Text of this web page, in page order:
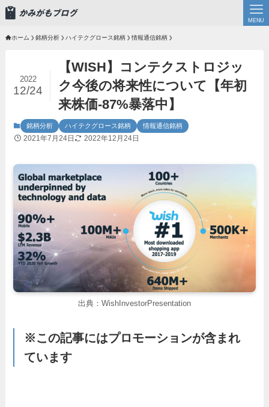
MENU
ホーム 銘柄分析 ハイテクグロース銘柄 情報通信銘柄
【WISH】コンテクストロジッ
ク今後の将来性について【年初
来株価-87%暴落中】
2022
12/24
銘柄分析 ハイテクグロース銘柄 情報通信銘柄
2021年7月24日 2022年12月24日
出典：WishInvestorPresentation
※この記事にはプロモーションが含まれ
ています